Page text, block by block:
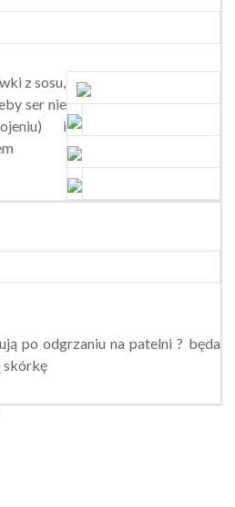
z sosu,
ser nie
i
po odgrzaniu na patelni ? będa
skórkę